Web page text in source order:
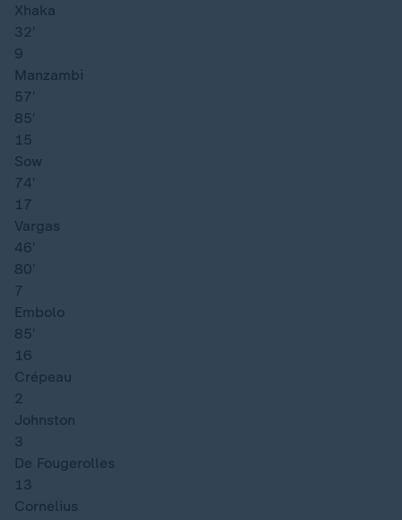
Xhaka
32′
9
Manzambi
57′
85′
15
Sow
74′
17
Vargas
46′
80′
7
Embolo
85′
16
Crépeau
2
Johnston
3
De Fougerolles
13
Cornelius